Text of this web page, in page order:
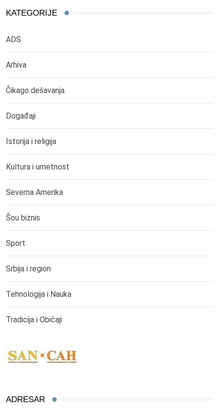
KATEGORIJE
ADS
Arhiva
Čikago dešavanja
Događaji
Istorija i religija
Kultura i umetnost
Severna Amerika
Šou biznis
Sport
Srbija i region
Tehnologija i Nauka
Tradicija i Običaji
ADRESAR